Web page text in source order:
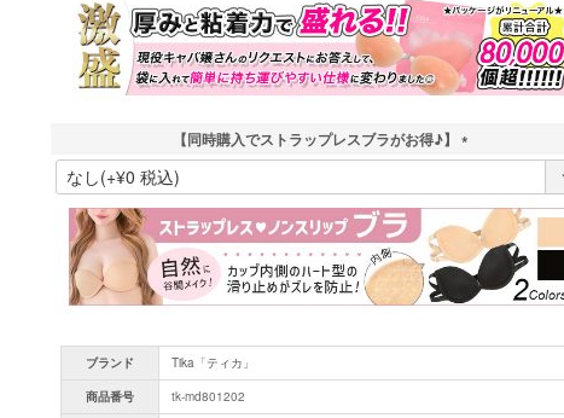
)
【同時購入でストラップレスブラがお得♪】
(
必
須
)
ブランド
Tika「ティカ」
商品番号
tk-md801202